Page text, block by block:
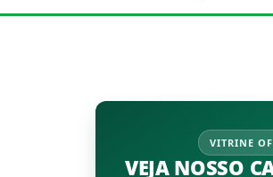
VITRINE
VEJA NOSSO